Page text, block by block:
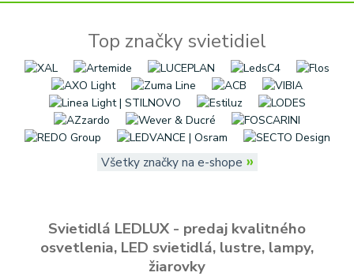
Top značky svietidiel
Všetky značky na e-shope »
Svietidlá LEDLUX - predaj kvalitného
osvetlenia, LED svietidlá, lustre, lampy,
žiarovky